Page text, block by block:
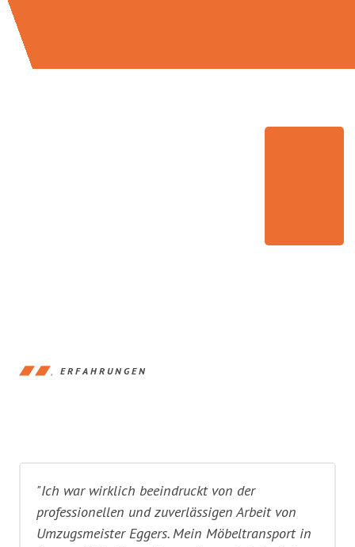
ERFAHRUNGEN
"Ich war wirklich beeindruckt von der
professionellen und zuverlässigen Arbeit von
Umzugsmeister Eggers. Mein Möbeltransport in